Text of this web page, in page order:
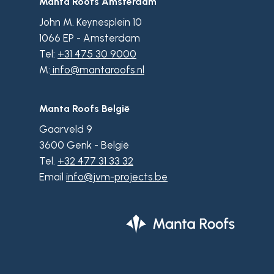
John M. Keynesplein 10
1066 EP - Amsterdam
Tel: +31 475 30 9000
M: info@mantaroofs.nl
Manta Roofs België
Gaarveld 9
3600 Genk - België
Tel. +32 477 31 33 32
Email info@jvm-projects.be